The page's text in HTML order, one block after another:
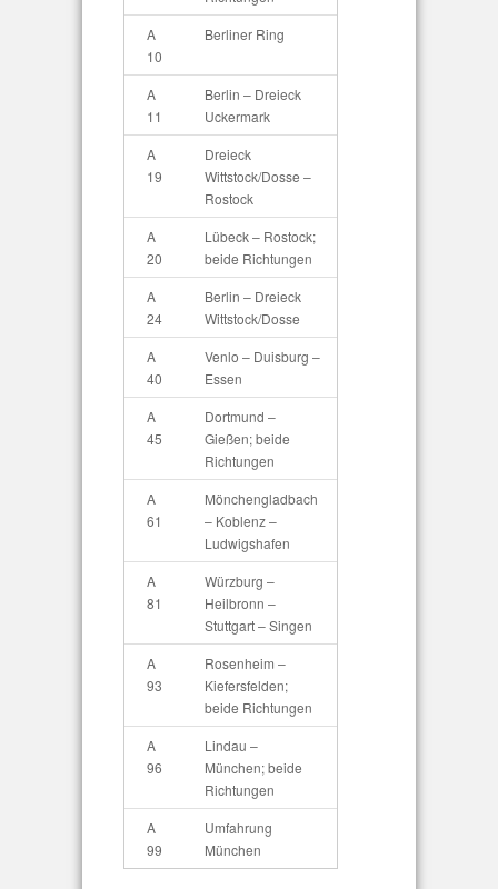
A
10
Berliner Ring
A
11
Berlin – Dreieck
Uckermark
A
19
Dreieck
Wittstock/Dosse –
Rostock
A
20
Lübeck – Rostock;
beide Richtungen
A
24
Berlin – Dreieck
Wittstock/Dosse
A
40
Venlo – Duisburg –
Essen
A
45
Dortmund –
Gießen; beide
Richtungen
A
61
Mönchengladbach
– Koblenz –
Ludwigshafen
A
81
Würzburg –
Heilbronn –
Stuttgart – Singen
A
93
Rosenheim –
Kiefersfelden;
beide Richtungen
A
96
Lindau –
München; beide
Richtungen
A
99
Umfahrung
München